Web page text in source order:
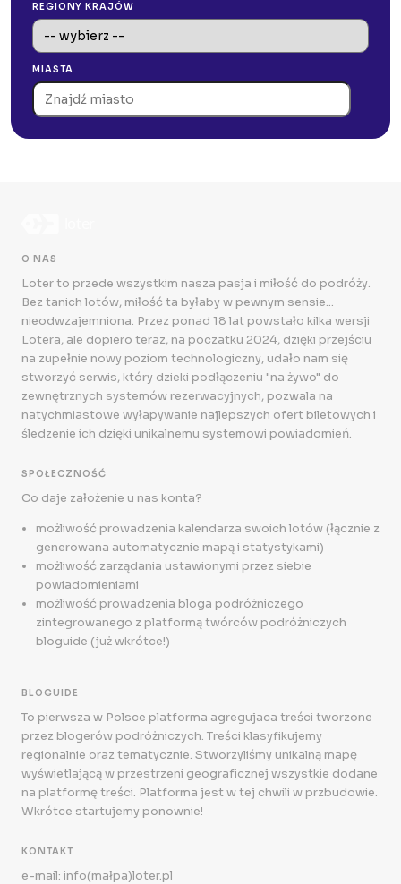
REGIONY KRAJÓW
MIASTA
O NAS
Loter to przede wszystkim nasza pasja i miłość do podróży.
Bez tanich lotów, miłość ta byłaby w pewnym sensie...
nieodwzajemniona. Przez ponad 18 lat powstało kilka wersji
Lotera, ale dopiero teraz, na poczatku 2024, dzięki przejściu
na zupełnie nowy poziom technologiczny, udało nam się
stworzyć serwis, który dzieki podłączeniu "na żywo" do
zewnętrznych systemów rezerwacyjnych, pozwala na
natychmiastowe wyłapywanie najlepszych ofert biletowych i
śledzenie ich dzięki unikalnemu systemowi powiadomień.
SPOŁECZNOŚĆ
Co daje założenie u nas konta?
możliwość prowadzenia kalendarza swoich lotów (łącznie z
generowana automatycznie mapą i statystykami)
możliwość zarządania ustawionymi przez siebie
powiadomieniami
możliwość prowadzenia bloga podróżniczego
zintegrowanego z platformą twórców podróżniczych
bloguide (już wkrótce!)
BLOGUIDE
To pierwsza w Polsce platforma agregujaca treści tworzone
przez blogerów podróżniczych. Treści klasyfikujemy
regionalnie oraz tematycznie. Stworzyliśmy unikalną mapę
wyświetlającą w przestrzeni geograficznej wszystkie dodane
na platformę treści. Platforma jest w tej chwili w przbudowie.
Wkrótce startujemy ponownie!
KONTAKT
e-mail: info(małpa)loter.pl